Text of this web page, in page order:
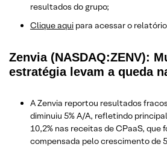
resultados do grupo;
Clique aqui para acessar o
Zenvia (NASDAQ:ZENV):
estratégia levam a queda
A Zenvia reportou resultados
diminuiu 5% A/A, refletindo
10,2% nas receitas de CPaaS, que
compensada pelo crescimento de